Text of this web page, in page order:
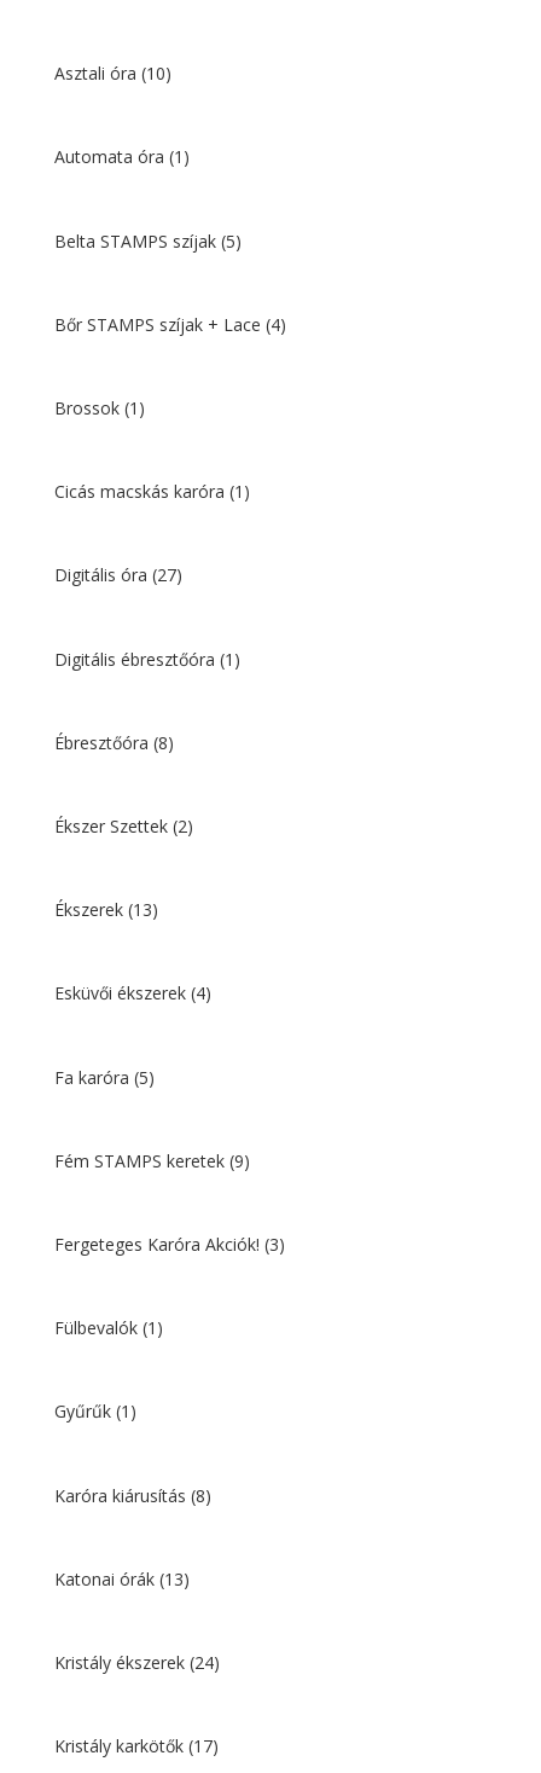
Asztali óra (10)
Automata óra (1)
Belta STAMPS szíjak (5)
Bőr STAMPS szíjak + Lace (4)
Brossok (1)
Cicás macskás karóra (1)
Digitális óra (27)
Digitális ébresztőóra (1)
Ébresztőóra (8)
Ékszer Szettek (2)
Ékszerek (13)
Esküvői ékszerek (4)
Fa karóra (5)
Fém STAMPS keretek (9)
Fergeteges Karóra Akciók! (3)
Fülbevalók (1)
Gyűrűk (1)
Karóra kiárusítás (8)
Katonai órák (13)
Kristály ékszerek (24)
Kristály karkötők (17)